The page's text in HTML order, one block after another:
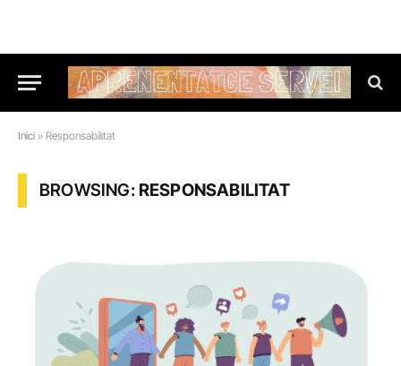
Inici » Responsabilitat
BROWSING:RESPONSABILITAT